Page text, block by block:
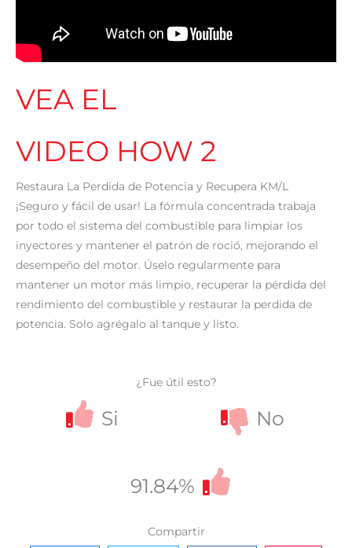
VEA EL
VIDEO HOW 2
Restaura La Perdida de Potencia y Recupera KM/L
¡Seguro y fácil de usar! La fórmula concentrada trabaja
por todo el sistema del combustible para limpiar los
inyectores y mantener el patrón de roció, mejorando el
desempeño del motor. Úselo regularmente para
mantener un motor más limpio, recuperar la pérdida del
rendimiento del combustible y restaurar la perdida de
potencia. Solo agrégalo al tanque y listo.
¿Fue útil esto?
Si No
91.84%
Compartir